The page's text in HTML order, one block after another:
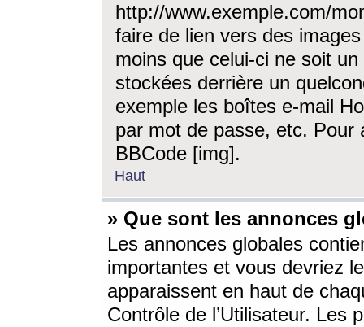
http://www.exemple.com/
faire de lien vers des
moins que celui-ci ne soit
stockées derrière un
exemple les boîtes e-mail
par mot de passe, etc. Pour
BBCode [img].
Haut
» Que sont les annonces
Les annonces globales
importantes et vous devriez
apparaissent en haut de
Contrôle de l’Utilisateur. Les